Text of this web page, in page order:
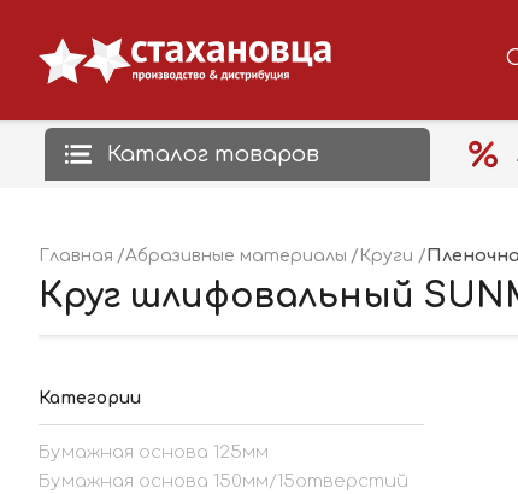
Каталог товаров
Главная Абразивные материалы Круги
Круг шлифовальный
Категории
Бумажная основа 125мм
Бумажная основа 150мм/15отверстий